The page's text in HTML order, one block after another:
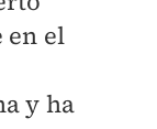
en el
y ha